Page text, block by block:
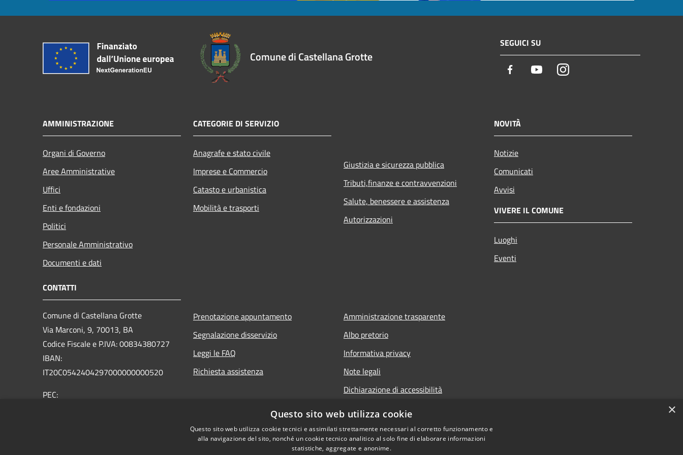
Comune di Castellana Grotte
SEGUICI SU
Facebook YoutubeInstagram
AMMINISTRAZIONE
Organi di Governo
Aree Amministrative
Uffici
Enti e fondazioni
Politici
Personale Amministrativo
Documenti e dati
CATEGORIE DI SERVIZIO
Anagrafe e stato civile
Imprese e Commercio
Catasto e urbanistica
Mobilità e trasporti
Giustizia e sicurezza pubblica
Tributi,finanze e contravvenzioni
Salute, benessere e assistenza
Autorizzazioni
NOVITÀ
Notizie
Comunicati
Avvisi
VIVERE IL COMUNE
Luoghi
Eventi
CONTATTI
Comune di Castellana Grotte
Via Marconi, 9, 70013, BA
Codice Fiscale e P.IVA: 00834380727
IBAN:
IT20C0542404297000000000520
PEC:
Prenotazione appuntamento
Segnalazione disservizio
Leggi le FAQ
Richiesta assistenza
Amministrazione trasparente
Albo pretorio
Informativa privacy
Note legali
Dichiarazione di accessibilità
×
Questo sito web utilizza cookie
Questo sito web utilizza cookie tecnici e assimilati strettamente necessari al corretto funzionamento e
alla navigazione del sito, nonché un cookie tecnico analitico al solo fine di elaborare informazioni
statistiche, aggregate e anonime.